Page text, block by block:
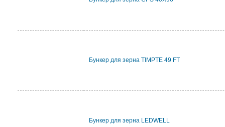
Бункер для зерна TIMPTE 49 FT
Бункер для зерна LEDWELL